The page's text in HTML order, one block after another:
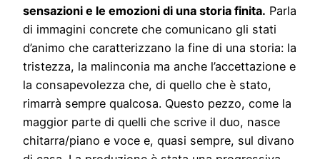
sensazioni e le emozioni di una storia finita. Parla
di immagini concrete che comunicano gli stati
d’animo che caratterizzano la fine di una storia: la
tristezza, la malinconia ma anche l’accettazione e
la consapevolezza che, di quello che è stato,
rimarrà sempre qualcosa. Questo pezzo, come la
maggior parte di quelli che scrive il duo, nasce
chitarra/piano e voce e, quasi sempre, sul divano